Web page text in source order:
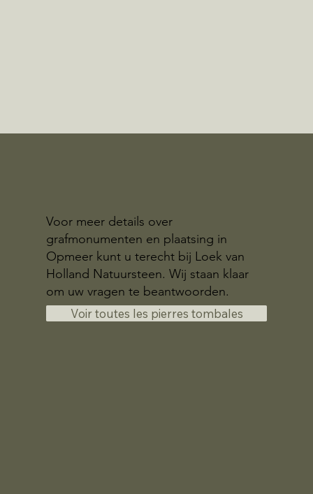
Voor meer details over
grafmonumenten en plaatsing in
Opmeer kunt u terecht bij Loek van
Holland Natuursteen. Wij staan klaar
om uw vragen te beantwoorden.
Voir toutes les pierres tombales